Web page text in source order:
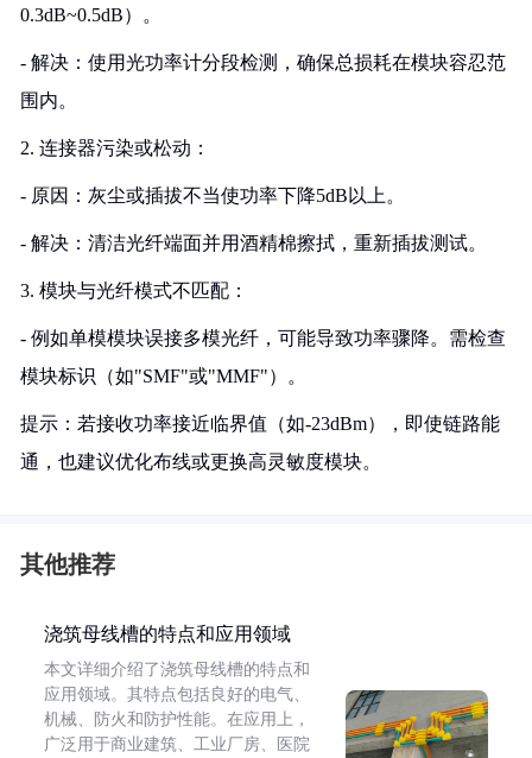
0.3dB~0.5dB）。
- 解决：使用光功率计分段检测，确保总损耗在模块容忍范
围内。
2. 连接器污染或松动：
- 原因：灰尘或插拔不当使功率下降5dB以上。
- 解决：清洁光纤端面并用酒精棉擦拭，重新插拔测试。
3. 模块与光纤模式不匹配：
- 例如单模模块误接多模光纤，可能导致功率骤降。需检查
模块标识（如"SMF"或"MMF"）。
提示：若接收功率接近临界值（如-23dBm），即使链路能
通，也建议优化布线或更换高灵敏度模块。
其他推荐
浇筑母线槽的特点和应用领域
本文详细介绍了浇筑母线槽的特点和
应用领域。其特点包括良好的电气、
机械、防火和防护性能。在应用上，
广泛用于商业建筑、工业厂房、医院